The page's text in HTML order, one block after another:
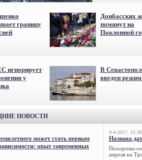
границу
Донбасских
помянут на
Поклонной
игнорирует
у
В
введен
НОВОСТИ
может стать первым
опыт современных
9-4-2017, 15:30
Названа
Похороны
апреля на